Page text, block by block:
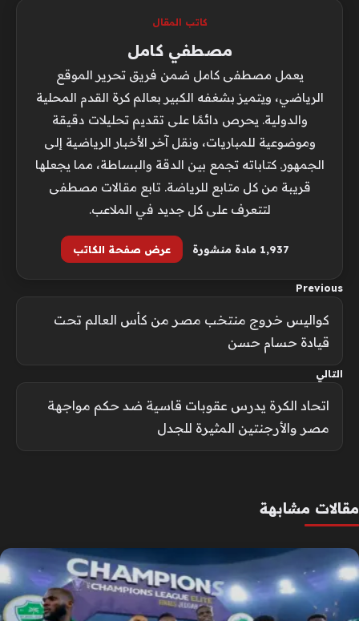
كاتب المقال
مصطفي كامل
يعمل مصطفى كامل ضمن فريق تحرير الموقع
الرياضي، ويتميز بشغفه الكبير بعالم كرة القدم المحلية
والدولية. يحرص دائمًا على تقديم تحليلات دقيقة
وموضوعية للمباريات، ونقل آخر الأخبار الرياضية إلى
الجمهور. كتاباته تجمع بين الدقة والبساطة، مما يجعلها
قريبة من كل متابع للرياضة. تابع مقالات مصطفى
لتتعرف على كل جديد في الملاعب.
1٬937 مادة منشورة عرض صفحة الكاتب
Previous
كواليس خروج منتخب مصر من كأس العالم تحت
قيادة حسام حسن
التالي
اتحاد الكرة يدرس عقوبات قاسية ضد حكم مواجهة
مصر والأرجنتين المثيرة للجدل
مقالات مشابهة